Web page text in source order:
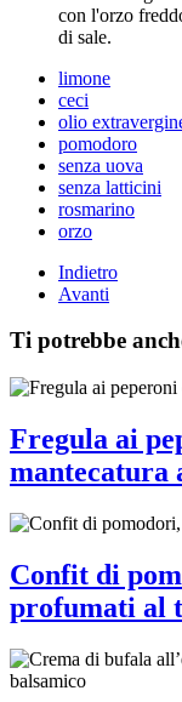
con l'orzo
di sale.
limone
ceci
olio
pomodoro
senza uova
senza latticini
rosmarino
orzo
Indietro
Avanti
Ti potrebbe
Fregula ai
mantecatura
Confit di
profumati al